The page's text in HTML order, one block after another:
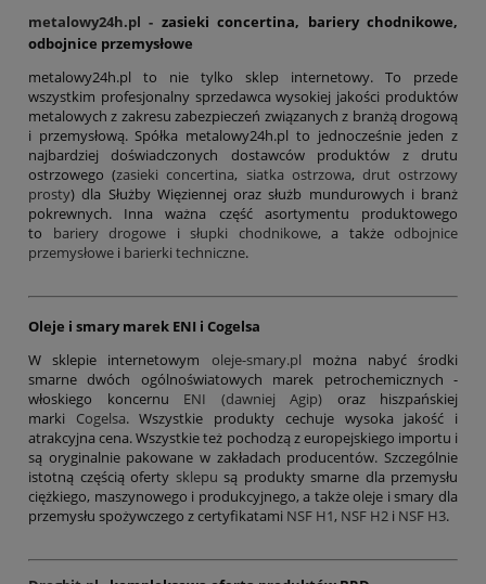
metalowy24h.pl - zasieki concertina, bariery chodnikowe,
odbojnice przemysłowe
metalowy24h.pl to nie tylko sklep internetowy. To przede
wszystkim profesjonalny sprzedawca wysokiej jakości produktów
metalowych z zakresu zabezpieczeń związanych z branżą drogową
i przemysłową. Spółka metalowy24h.pl to jednocześnie jeden z
najbardziej doświadczonych dostawców produktów z drutu
ostrzowego (zasieki concertina, siatka ostrzowa, drut ostrzowy
prosty) dla Służby Więziennej oraz służb mundurowych i branż
pokrewnych. Inna ważna część asortymentu produktowego
to bariery drogowe i słupki chodnikowe, a także odbojnice
przemysłowe i barierki techniczne.
Oleje i smary marek ENI i Cogelsa
W sklepie internetowym oleje-smary.pl można nabyć środki
smarne dwóch ogólnoświatowych marek petrochemicznych -
włoskiego koncernu ENI (dawniej Agip) oraz hiszpańskiej
marki Cogelsa. Wszystkie produkty cechuje wysoka jakość i
atrakcyjna cena. Wszystkie też pochodzą z europejskiego importu i
są oryginalnie pakowane w zakładach producentów. Szczególnie
istotną częścią oferty sklepu są produkty smarne dla przemysłu
ciężkiego, maszynowego i produkcyjnego, a także oleje i smary dla
przemysłu spożywczego z certyfikatami NSF H1, NSF H2 i NSF H3.